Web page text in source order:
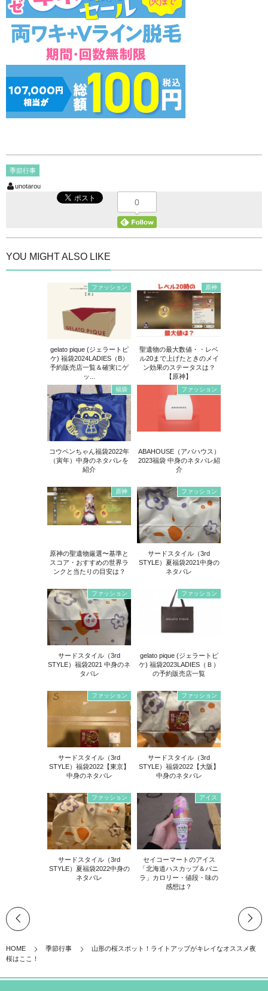
季節行事
unotarou
0
YOU MIGHT ALSO LIKE
ファッション
gelato pique (ジェラートピ
ケ) 福袋2024LADIES（B）
予約販売店一覧＆確実にゲ
ッ...
原神
聖遺物の最大数値・・レベ
ル20まで上げたときのメイ
ン効果のステータスは？
【原神】
福袋
コウペンちゃん福袋2022年
（寅年）中身のネタバレを
紹介
ファッション
ABAHOUSE（アバハウス）
2023福袋 中身のネタバレ紹
介
原神
原神の聖遺物厳選〜基準と
スコア・おすすめの世界ラ
ンクと当たりの目安は？
ファッション
サードスタイル（3rd
STYLE）夏福袋2021中身の
ネタバレ
ファッション
サードスタイル（3rd
STYLE）福袋2021 中身のネ
タバレ
ファッション
gelato pique (ジェラートピ
ケ) 福袋2023LADIES（Ｂ）
の予約販売店一覧
ファッション
サードスタイル（3rd
STYLE）福袋2022【東京】
中身のネタバレ
ファッション
サードスタイル（3rd
STYLE）福袋2022【大阪】
中身のネタバレ
ファッション
サードスタイル（3rd
STYLE）夏福袋2022中身の
ネタバレ
アイス
セイコーマートのアイス
「北海道ハスカップ＆バニ
ラ」カロリー・値段・味の
感想は？
HOME 季節行事
山形の桜スポット！ライトアップがキレイなオススメ夜
桜はここ！